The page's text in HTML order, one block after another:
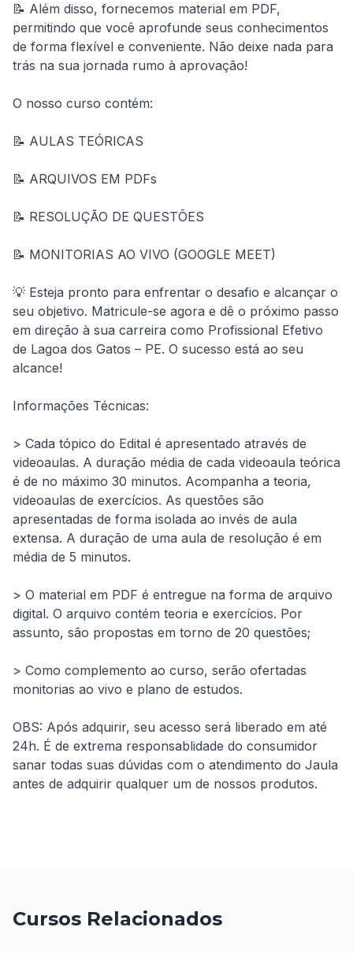
📝 Além disso, fornecemos material em PDF,
permitindo que você aprofunde seus conhecimentos
de forma flexível e conveniente. Não deixe nada para
trás na sua jornada rumo à aprovação!
O nosso curso contém:
📝 AULAS TEÓRICAS
📝 ARQUIVOS EM PDFs
📝 RESOLUÇÃO DE QUESTÕES
📝 MONITORIAS AO VIVO (GOOGLE MEET)
💡 Esteja pronto para enfrentar o desafio e alcançar o
seu objetivo. Matricule-se agora e dê o próximo passo
em direção à sua carreira como Profissional Efetivo
de Lagoa dos Gatos – PE. O sucesso está ao seu
alcance!
Informações Técnicas:
> Cada tópico do Edital é apresentado através de
videoaulas. A duração média de cada videoaula teórica
é de no máximo 30 minutos. Acompanha a teoria,
videoaulas de exercícios. As questões são
apresentadas de forma isolada ao invés de aula
extensa. A duração de uma aula de resolução é em
média de 5 minutos.
> O material em PDF é entregue na forma de arquivo
digital. O arquivo contém teoria e exercícios. Por
assunto, são propostas em torno de 20 questões;
> Como complemento ao curso, serão ofertadas
monitorias ao vivo e plano de estudos.
OBS: Após adquirir, seu acesso será liberado em até
24h. É de extrema responsablidade do consumidor
sanar todas suas dúvidas com o atendimento do Jaula
antes de adquirir qualquer um de nossos produtos.
Cursos Relacionados